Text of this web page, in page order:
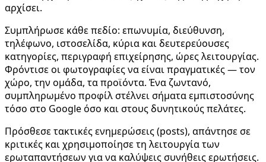
αρχίσει.
Συμπλήρωσε κάθε πεδίο: επωνυμία, διεύθυνση,
τηλέφωνο, ιστοσελίδα, κύρια και δευτερεύουσες
κατηγορίες, περιγραφή επιχείρησης, ώρες λειτουργίας.
Φρόντισε οι φωτογραφίες να είναι πραγματικές — τον
χώρο, την ομάδα, τα προϊόντα. Ένα ζωντανό,
συμπληρωμένο προφίλ στέλνει σήματα εμπιστοσύνης
τόσο στο Google όσο και στους δυνητικούς πελάτες.
Πρόσθεσε τακτικές ενημερώσεις (posts), απάντησε σε
κριτικές και χρησιμοποίησε τη λειτουργία των
ερωταπαντήσεων για να καλύψεις συνήθεις ερωτήσεις.